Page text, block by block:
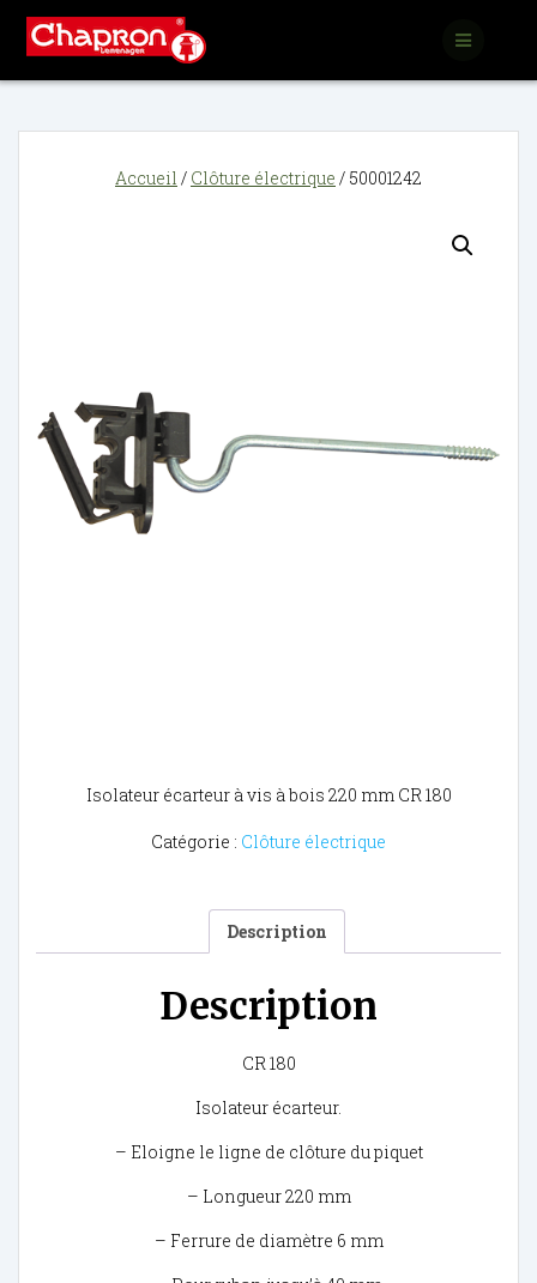
Accueil / Clôture électrique / 50001242
Isolateur écarteur à vis à bois 220 mm CR 180
Catégorie : Clôture électrique
Description
Description
CR 180
Isolateur écarteur.
– Eloigne le ligne de clôture du piquet
– Longueur 220 mm
– Ferrure de diamètre 6 mm